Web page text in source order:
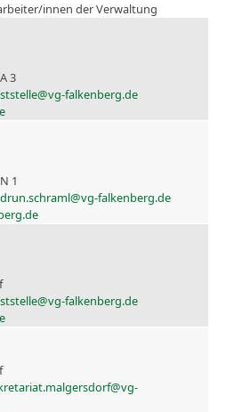
innen der Verwaltung
3
1